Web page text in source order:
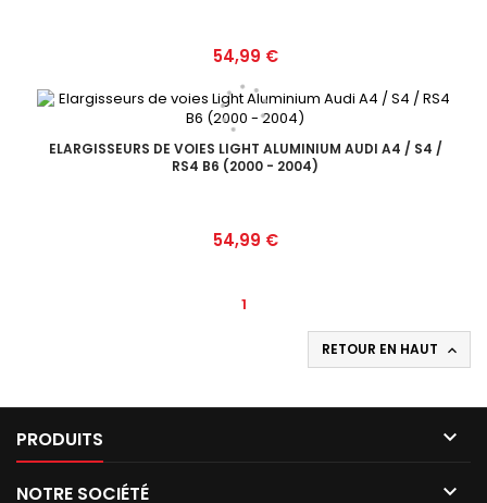
Prix
54,99 €
ELARGISSEURS DE VOIES LIGHT ALUMINIUM AUDI A4 / S4 /
RS4 B6 (2000 - 2004)
Prix
54,99 €
1
RETOUR EN HAUT 
PRODUITS 
NOTRE SOCIÉTÉ 